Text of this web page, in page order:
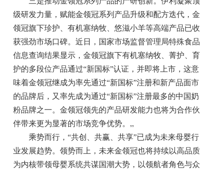
级研发力量，赋能金领冠系列产品升级和配方迭代，金
领冠旗下珍护、有机塞纳牧、悠滋小羊等高端产品已收
获强劲市场口碑。近日，国家市场监督管理局特殊食品
信息查询结果显示，金领冠旗下有机塞纳牧、菁护、育
护的多段位产品通过“新国标”认证，并即将上市，这意
味着金领冠继成为率先通过“新国标”注册和新产品面市
的品牌后，又率先成为通过“新国标”注册最多的中国奶
粉品牌之一。金领冠领先的产品研发能力也将为合作伙
伴带来更为显著的市场竞争优势。 ,,
乘势而行，“共创、共赢、共享”已成为未来母婴行
业发展趋势。领势而上，未来金领冠也将持续以高品质
为内核带领母婴系统共谋国潮大势，以领航者角色与众